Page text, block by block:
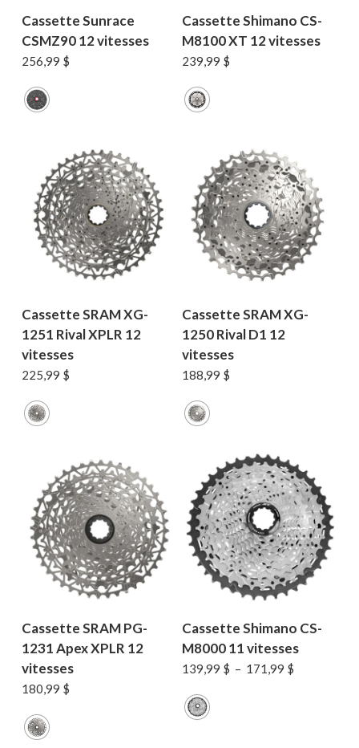
MAGASINER EN LIGNE
Cassette Sunrace
CSMZ90 12 vitesses
256,99 $
Cassette Shimano CS-
M8100 XT 12 vitesses
239,99 $
Cassette SRAM XG-
1251 Rival XPLR 12
vitesses
225,99 $
Cassette SRAM XG-
1250 Rival D1 12
vitesses
188,99 $
Cassette SRAM PG-
1231 Apex XPLR 12
vitesses
180,99 $
Cassette Shimano CS-
M8000 11 vitesses
139,99 $ – 171,99 $